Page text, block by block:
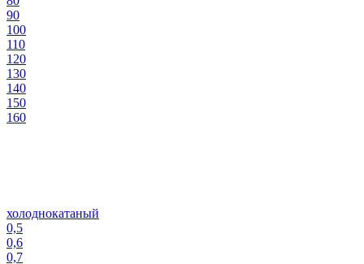
90
100
110
120
130
140
150
160
холоднокатаный
0,5
0,6
0,7